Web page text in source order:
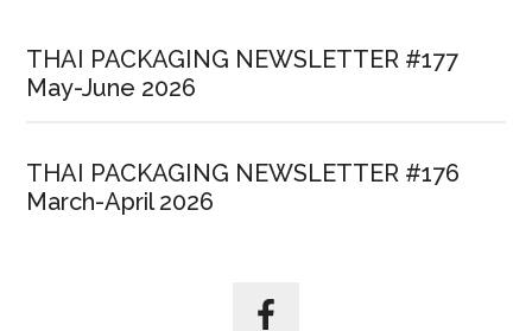
THAI PACKAGING NEWSLETTER #177
May-June 2026
THAI PACKAGING NEWSLETTER #176
March-April 2026